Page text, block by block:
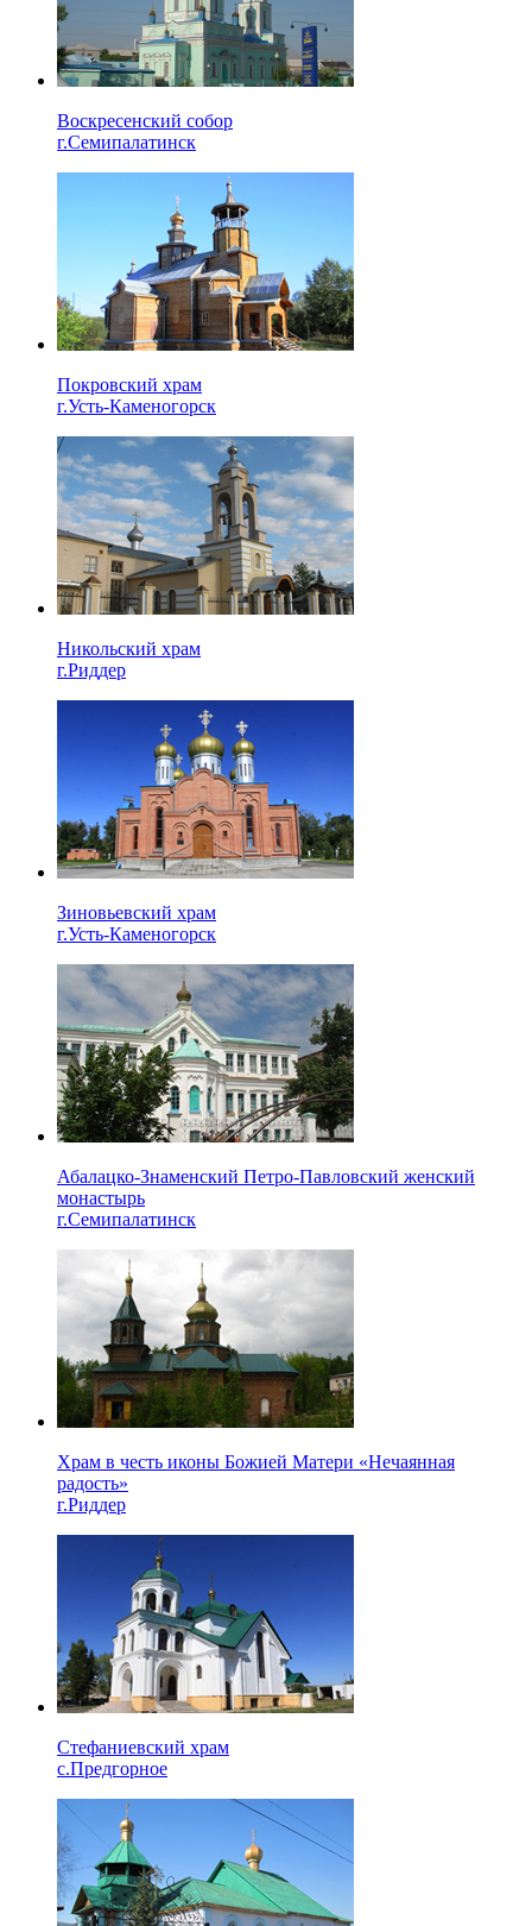
Воскресенский собор
г.Семипалатинск
Покровский храм
г.Усть-Каменогорск
Никольский храм
г.Риддер
Зиновьевский храм
г.Усть-Каменогорск
Абалацко-Знаменский Петро-Павловский женский
монастырь
г.Семипалатинск
Храм в честь иконы Божией Матери «Нечаянная
радость»
г.Риддер
Стефаниевский храм
с.Предгорное